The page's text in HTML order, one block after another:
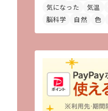
気になった
気温
脳科学
自然 色